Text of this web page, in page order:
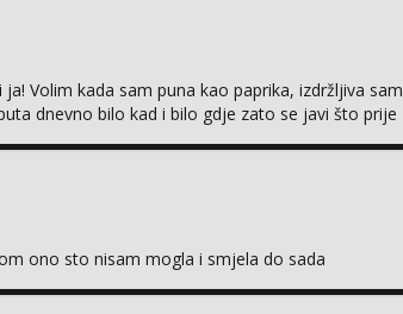
Volim kada sam puna kao paprika, izdržljiva sam
dnevno bilo kad i bilo gdje zato se javi što prije
ono sto nisam mogla i smjela do sada